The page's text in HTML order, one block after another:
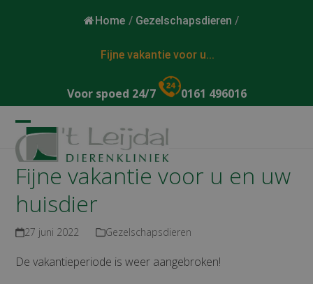
Home / Gezelschapsdieren /
Fijne vakantie voor u...
Voor spoed 24/7 0161 496016
Open
mobile
menu
Close
mobile
menu
Fijne vakantie voor u en uw
huisdier
27 juni 2022 Gezelschapsdieren
De vakantieperiode is weer aangebroken!